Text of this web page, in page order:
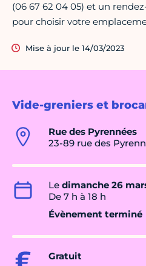
Vide-greniers et
Rue des Pyrennées
23-89 rue des
Le dimanche 26
De 7 h à 18 h
Évènement terminé
Gratuit
(06 67 62 04 05) et un
pour choisir votre
Mise à jour le 14/03/2023